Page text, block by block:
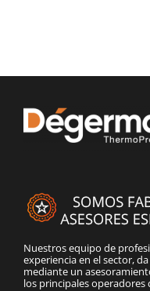
Nuestros equipo de
experiencia en el sector,
mediante un
los principales